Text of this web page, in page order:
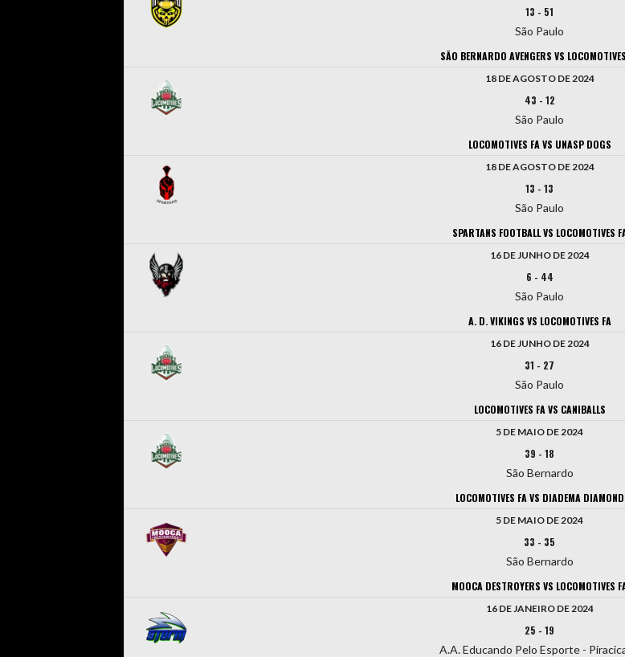
13 - 51
São Paulo
SÃO BERNARDO AVENGERS VS
18 DE AGOSTO DE 2024
43 - 12
São Paulo
LOCOMOTIVES FA VS UNASP DOGS
18 DE AGOSTO DE 2024
13 -13
São Paulo
SPARTANS FOOTBALL VS LOCOMOTIVES
16 DE JUNHO DE 2024
6 - 44
São Paulo
A. D. VIKINGS VS LOCOMOTIVES FA
16 DE JUNHO DE 2024
31 - 27
São Paulo
LOCOMOTIVES FA VS CANIBALLS
5 DE MAIO DE 2024
39 -18
São Bernardo
LOCOMOTIVES FA VS DIADEMA DIAMOND
5 DE MAIO DE 2024
33 - 35
São Bernardo
MOOCA DESTROYERS VS LOCOMOTIVES
16 DE JANEIRO DE 2024
25 -19
A.A. Educando Pelo Esporte -